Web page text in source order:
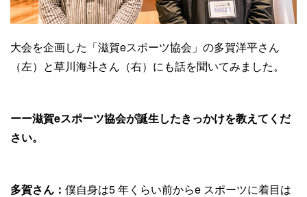
大会を企画した「滋賀eスポーツ協会」の多賀洋平さん
（左）と草川海斗さん（右）にも話を聞いてみました。
ーー滋賀eスポーツ協会が誕生したきっかけを教えてくだ
さい。
多賀さん： 僕自身は5 年くらい前からe スポーツに着目は